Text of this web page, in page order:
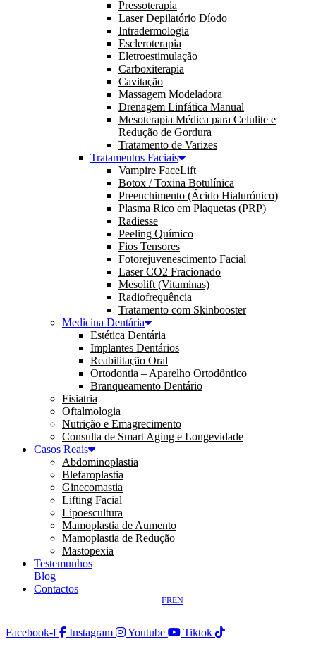
Pressoterapia
Laser Depilatório Díodo
Intradermologia
Escleroterapia
Eletroestimulação
Carboxiterapia
Cavitação
Massagem Modeladora
Drenagem Linfática Manual
Mesoterapia Médica para Celulite e
Redução de Gordura
Tratamento de Varizes
Tratamentos Faciais
Vampire FaceLift
Botox / Toxina Botulínica
Preenchimento (Ácido Hialurónico)
Plasma Rico em Plaquetas (PRP)
Radiesse
Peeling Químico
Fios Tensores
Fotorejuvenescimento Facial
Laser CO2 Fracionado
Mesolift (Vitaminas)
Radiofrequência
Tratamento com Skinbooster
Medicina Dentária
Estética Dentária
Implantes Dentários
Reabilitação Oral
Ortodontia – Aparelho Ortodôntico
Branqueamento Dentário
Fisiatria
Oftalmologia
Nutrição e Emagrecimento
Consulta de Smart Aging e Longevidade
Casos Reais
Abdominoplastia
Blefaroplastia
Ginecomastia
Lifting Facial
Lipoescultura
Mamoplastia de Aumento
Mamoplastia de Redução
Mastopexia
Testemunhos
Blog
Contactos
EN
FR
Facebook-f Instagram Youtube Tiktok